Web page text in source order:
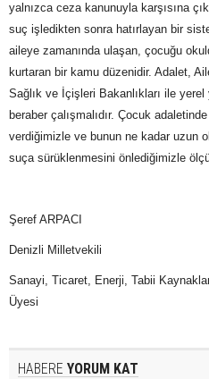
yalnızca ceza kanunuyla karşısına
suç işledikten sonra hatırlayan bir
aileye zamanında ulaşan, çocuğu
kurtaran bir kamu düzenidir. Adalet,
Sağlık ve İçişleri Bakanlıkları ile
beraber çalışmalıdır. Çocuk
verdiğimizle ve bunun ne kadar uzun
suça sürüklenmesini önlediğimizle
Şeref ARPACI
Denizli Milletvekili
Sanayi, Ticaret, Enerji, Tabii
Üyesi
HABERE YORUM KAT